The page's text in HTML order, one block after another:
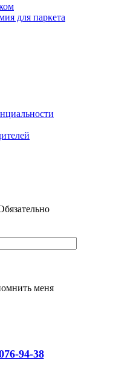
для паркета
меня
94-38